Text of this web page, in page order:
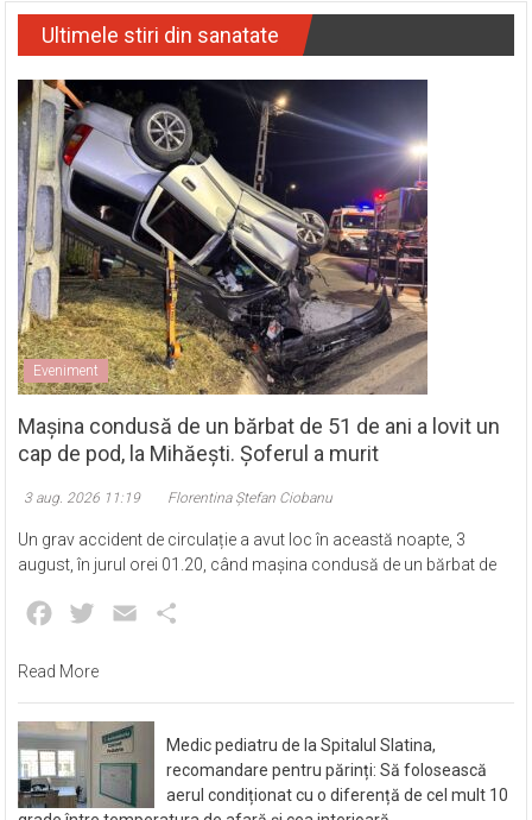
Ultimele stiri din sanatate
Eveniment
Mașina condusă de un bărbat de 51 de ani a lovit un
cap de pod, la Mihăești. Șoferul a murit
3 aug. 2026 11:19 Florentina Ștefan Ciobanu
Un grav accident de circulație a avut loc în această noapte, 3
august, în jurul orei 01.20, când mașina condusă de un bărbat de
Facebook
Twitter Email
Read More
Medic pediatru de la Spitalul Slatina,
recomandare pentru părinți: Să folosească
aerul condiționat cu o diferență de cel mult 10